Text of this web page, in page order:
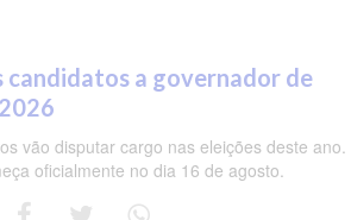
candidatos a governador de
vão disputar cargo nas eleições deste ano.
oficialmente no dia 16 de agosto.